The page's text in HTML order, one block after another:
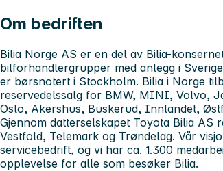
Om bedriften
Bilia Norge AS er en del av Bilia-
bilforhandlergrupper med anlegg i
er børsnotert i Stockholm. Bilia i Norge
reservedelssalg for BMW, MINI, Volvo,
Oslo, Akershus, Buskerud, Innlandet,
Gjennom datterselskapet Toyota Bilia AS
Vestfold, Telemark og Trøndelag. Vår
servicebedrift, og vi har ca. 1.300
opplevelse for alle som besøker Bilia.